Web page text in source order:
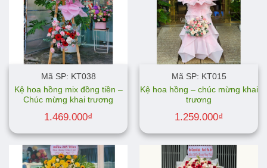
Mã SP: KT038
Kệ hoa hồng mix đồng tiền –
Chúc mừng khai trương
1.469.000₫
Mã SP: KT015
Kệ hoa hồng – chúc mừng khai
trương
1.259.000₫